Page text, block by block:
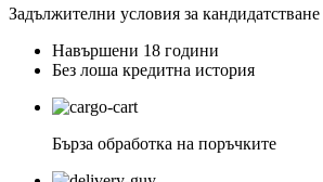
Задължителни условия за кандидатстване
Навършени 18 години
Без лоша кредитна история
Бърза обработка на поръчките